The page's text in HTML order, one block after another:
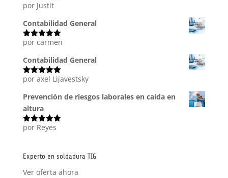
Valorado
por Justit
Contabilidad General
Valorado
por carmen
Contabilidad General
Valorado
por axel Lijavestsky
Prevención de riesgos laborales en caída en
altura
Valorado
por Reyes
Experto en soldadura TIG
Ver oferta ahora